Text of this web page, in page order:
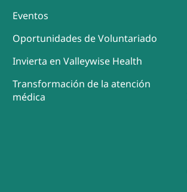
Eventos
Oportunidades de Voluntariado
Invierta en Valleywise Health
Transformación de la atención
médica